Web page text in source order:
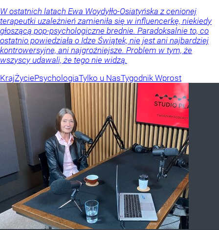
W ostatnich latach Ewa Woydyłło-Osiatyńska z cenionej
terapeutki uzależnień zamieniła się w influencerkę, niekiedy
głoszącą pop-psychologiczne brednie. Paradoksalnie to, co
ostatnio powiedziała o Idze Świątek, nie jest ani najbardziej
kontrowersyjne, ani najgroźniejsze. Problem w tym, że
wszyscy udawali, że tego nie widzą.
KrajŻyciePsychologiaTylko u NasTygodnik Wprost